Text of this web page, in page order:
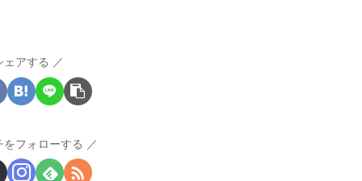
ェアする
をフォローする